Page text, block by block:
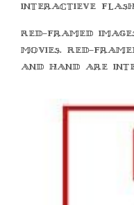
interactieve flash
Red-framed
movies. Red-
and hand are